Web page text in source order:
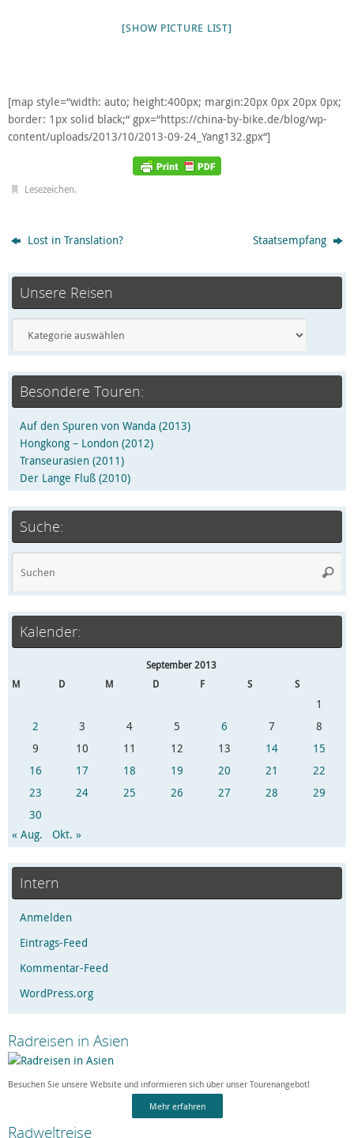
[SHOW PICTURE LIST]
[map style=“width: auto; height:400px; margin:20px 0px 20px 0px;
border: 1px solid black;“ gpx=“https://china-by-bike.de/blog/wp-
content/uploads/2013/10/2013-09-24_Yang132.gpx“]
Lesezeichen.
Lost in Translation? Staatsempfang
Unsere Reisen
Besondere Touren:
Auf den Spuren von Wanda (2013)
Hongkong – London (2012)
Transeurasien (2011)
Der Lange Fluß (2010)
Suche:
Kalender:
September 2013
M
D M D F S S
1
2
3 4 5 6 7
8
9
10 11 12 13 14
15
16
17 18 19 20 21
22
23
24 25 26 27 28
29
30
« Aug.
Okt. »
Intern
Anmelden
Eintrags-Feed
Kommentar-Feed
WordPress.org
Radreisen in Asien
Besuchen Sie unsere Website und informieren sich über unser Tourenangebot!
Mehr erfahren
Radweltreise